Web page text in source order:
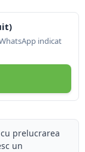
indicat
prelucrarea
un